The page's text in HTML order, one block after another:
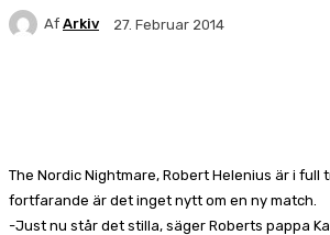
Af Arkiv 27. Februar 2014
The Nordic Nightmare, Robert Helenius är i full
fortfarande är det inget nytt om en ny match.
-Just nu står det stilla, säger Roberts pappa